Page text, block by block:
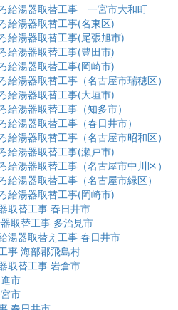
給湯器取替工事 一宮市大和町
湯器取替工事(名東区)
湯器取替工事(尾張旭市)
湯器取替工事(豊田市)
湯器取替工事(岡崎市)
湯器取替工事（名古屋市瑞穂区）
湯器取替工事(大垣市)
湯器取替工事（知多市）
湯器取替工事（春日井市）
湯器取替工事（名古屋市昭和区）
湯器取替工事(瀬戸市)
湯器取替工事（名古屋市中川区）
湯器取替工事（名古屋市緑区）
湯器取替工事(岡崎市)
取替工事 春日井市
取替工事 多治見市
湯器取替え工事 春日井市
事 海部郡飛島村
取替工事 岩倉市
市
市